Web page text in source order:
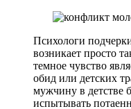
Психологи
возникает просто
темное чувство
обид или детских
мужчину в детстве
испытывать